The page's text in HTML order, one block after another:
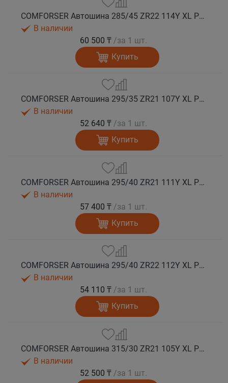
COMFORSER Автошина 285/45 ZR22 114Y XL PURESPEED лето
В наличии
60 500 ₸ /за 1 шт.
Купить
COMFORSER Автошина 295/35 ZR21 107Y XL PURESPEED лето
В наличии
52 640 ₸ /за 1 шт.
Купить
COMFORSER Автошина 295/40 ZR21 111Y XL PURESPEED лето
В наличии
57 400 ₸ /за 1 шт.
Купить
COMFORSER Автошина 295/40 ZR22 112Y XL PURESPEED лето
В наличии
54 110 ₸ /за 1 шт.
Купить
COMFORSER Автошина 315/30 ZR21 105Y XL PURESPEED лето
В наличии
52 500 ₸ /за 1 шт.